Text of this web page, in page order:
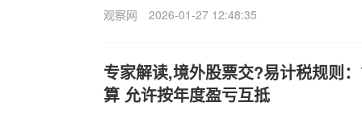
观察网 2026-01-27 12:48:35
专家解读,境外股票交?易计税规则
算 允许按年度盈亏互抵